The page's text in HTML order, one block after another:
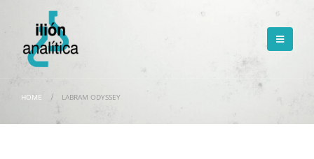
HOME LABRAM ODYSSEY